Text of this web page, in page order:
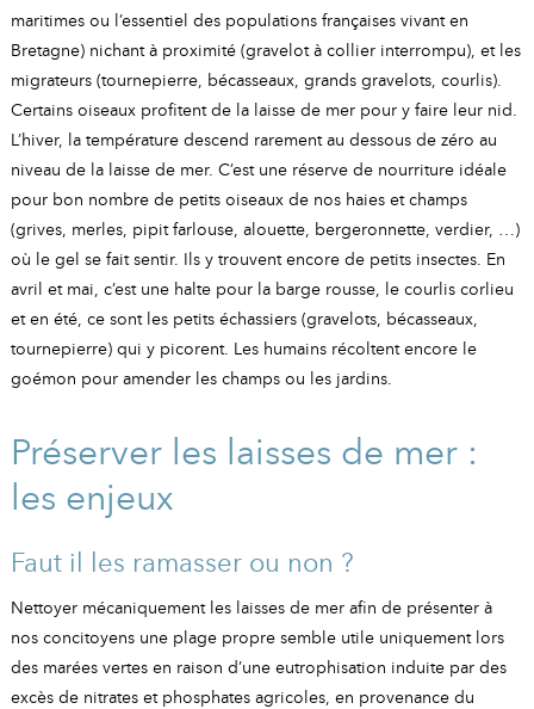
maritimes ou l’essentiel des populations françaises vivant en
Bretagne) nichant à proximité (gravelot à collier interrompu), et les
migrateurs (tournepierre, bécasseaux, grands gravelots, courlis).
Certains oiseaux profitent de la laisse de mer pour y faire leur nid.
L’hiver, la température descend rarement au dessous de zéro au
niveau de la laisse de mer. C’est une réserve de nourriture idéale
pour bon nombre de petits oiseaux de nos haies et champs
(grives, merles, pipit farlouse, alouette, bergeronnette, verdier, …)
où le gel se fait sentir. Ils y trouvent encore de petits insectes. En
avril et mai, c’est une halte pour la barge rousse, le courlis corlieu
et en été, ce sont les petits échassiers (gravelots, bécasseaux,
tournepierre) qui y picorent. Les humains récoltent encore le
goémon pour amender les champs ou les jardins.
Préserver les laisses de mer :
les enjeux
Faut il les ramasser ou non ?
Nettoyer mécaniquement les laisses de mer afin de présenter à
nos concitoyens une plage propre semble utile uniquement lors
des marées vertes en raison d’une eutrophisation induite par des
excès de nitrates et phosphates agricoles, en provenance du